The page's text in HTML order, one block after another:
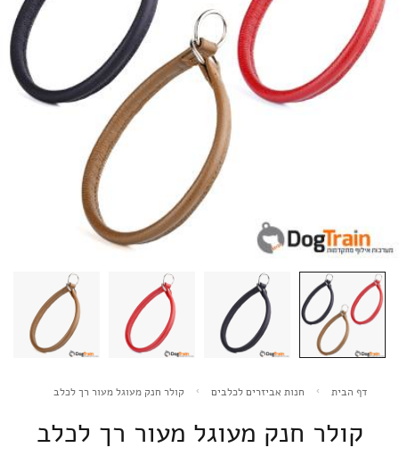
דף הבית חנות אביזרים לכלבים קולר חנק מעוגל מעור רך לכלב
קולר חנק מעוגל מעור רך לכלב